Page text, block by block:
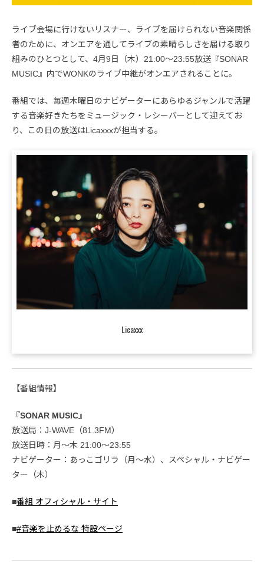
ライブ会場に行けないリスナー、ライブを届けられない音楽関係
者のために、オンエアを通してライブの素晴らしさを届ける取り
組みのひとつとして、4月9日（木）21:00～23:55放送『SONAR
MUSIC』内でWONKのライブ中継がオンエアされることに。
番組では、毎週木曜日のナビゲーターにあらゆるジャンルで活躍
する音楽好きたちをミュージック・レシーバーとして迎えてお
り、この日の放送はLicaxxxが担当する。
Licaxxx
【番組情報】
『SONAR MUSIC』
放送局：J-WAVE（81.3FM）
放送日時：月～木 21:00～23:55
ナビゲーター：あっこゴリラ（月～水）、スペシャル・ナビゲー
ター（木）
■番組 オフィシャル・サイト
■#音楽を止めるな 特設ページ